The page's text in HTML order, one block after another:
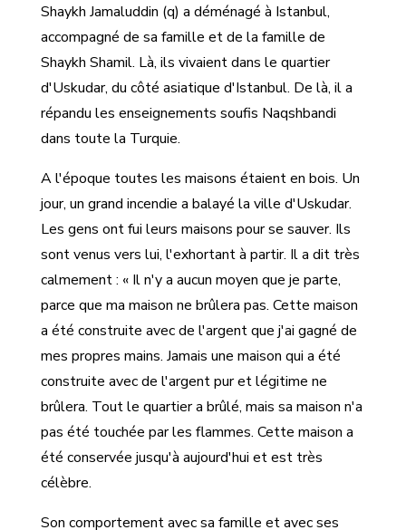
Shaykh Jamaluddin (q) a déménagé à Istanbul,
accompagné de sa famille et de la famille de
Shaykh Shamil. Là, ils vivaient dans le quartier
d'Uskudar, du côté asiatique d'Istanbul. De là, il a
répandu les enseignements soufis Naqshbandi
dans toute la Turquie.
A l'époque toutes les maisons étaient en bois. Un
jour, un grand incendie a balayé la ville d'Uskudar.
Les gens ont fui leurs maisons pour se sauver. Ils
sont venus vers lui, l'exhortant à partir. Il a dit très
calmement : « Il n'y a aucun moyen que je parte,
parce que ma maison ne brûlera pas. Cette maison
a été construite avec de l'argent que j'ai gagné de
mes propres mains. Jamais une maison qui a été
construite avec de l'argent pur et légitime ne
brûlera. Tout le quartier a brûlé, mais sa maison n'a
pas été touchée par les flammes. Cette maison a
été conservée jusqu'à aujourd'hui et est très
célèbre.
Son comportement avec sa famille et avec ses